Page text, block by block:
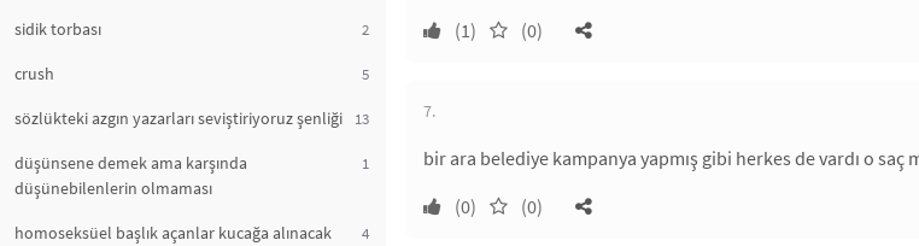
sidik torbası 2
crush 5
sözlükteki azgın yazarları seviştiriyoruz şenliği 13
düşünsene demek ama karşında
düşünebilenlerin olmaması
1
homoseksüel başlık açanlar kucağa alınacak 4
(1)
(0)
7.
bir ara belediye kampanya yapmış gibi herkes de vardı o saç
(0)
(0)